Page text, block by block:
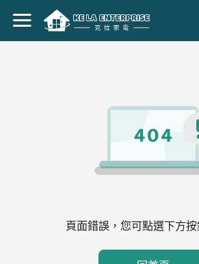
頁面錯誤，您可點選下方